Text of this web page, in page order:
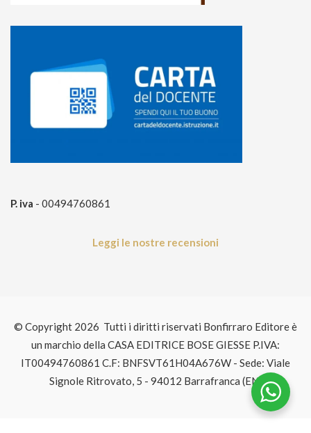
P. iva - 00494760861
Leggi le nostre recensioni
© Copyright 2026 Tutti i diritti riservati Bonfirraro Editore è
un marchio della CASA EDITRICE BOSE GIESSE P.IVA:
IT00494760861 C.F: BNFSVT61H04A676W - Sede: Viale
Signole Ritrovato, 5 - 94012 Barrafranca (EN)